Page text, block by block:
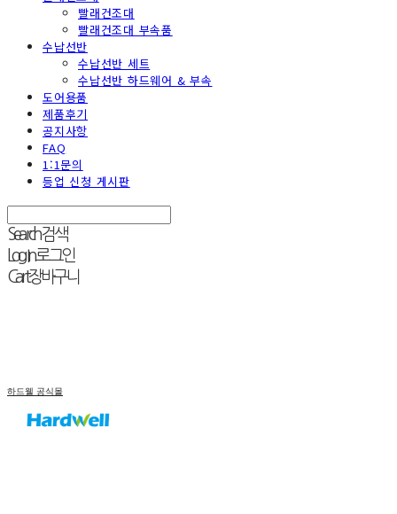
빨래건조대
빨래건조대 부속품
수납선반
수납선반 세트
수납선반 하드웨어 & 부속
도어용품
제품후기
공지사항
FAQ
1:1문의
등업 신청 게시판
Search검색
Log In로그인
Cart장바구니
하드웰 공식몰